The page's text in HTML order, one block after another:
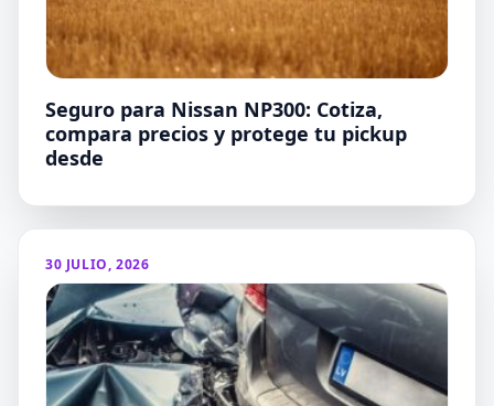
Seguro para Nissan NP300: Cotiza,
compara precios y protege tu pickup
desde
30 JULIO, 2026